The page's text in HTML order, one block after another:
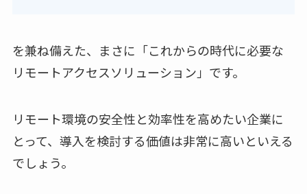
を兼ね備えた、まさに「これからの時代に必要な
リモートアクセスソリューション」です。
リモート環境の安全性と効率性を高めたい企業に
とって、導入を検討する価値は非常に高いといえる
でしょう。